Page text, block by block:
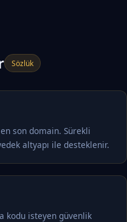
Sözlük
son domain. Sürekli
altyapı ile desteklenir.
kodu isteyen güvenlik